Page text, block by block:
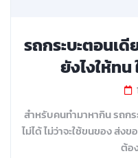
รถกระบะตอนเ
ยังไงให้ทน
สำหรับคนทำมาหากิน รถก
ไม่ได้ ไม่ว่าจะใช้ขนของ ส่ง
ต้อ